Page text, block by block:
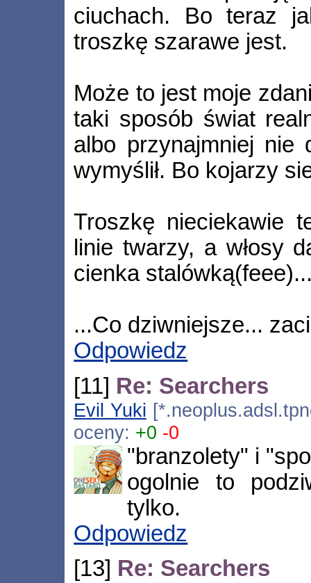
ciuchach. Bo teraz
troszkę szarawe jest.
Może to jest moje
taki sposób świat
albo przynajmniej nie
wymyślił. Bo kojarzy
Troszkę nieciekawie
linie twarzy, a włosy
cienka
...Co dziwniejsze...
Odpowiedz
[11] Re: Searchers
Evil Yuki
oceny: +0 -0
"branzolety" i
ogolnie to
tylko.
Odpowiedz
[13] Re: Searchers